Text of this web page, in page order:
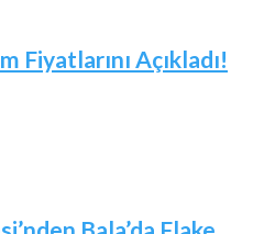
Fiyatlarını Açıkladı!